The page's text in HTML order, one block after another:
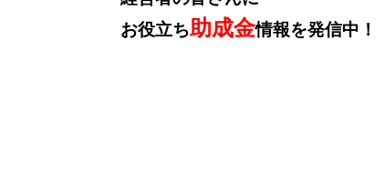
お役立ち助成金情報を発信中！